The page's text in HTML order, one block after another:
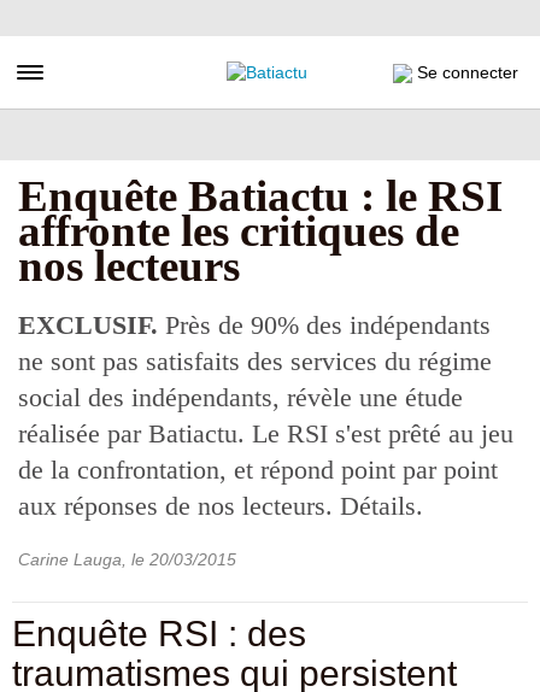
au
principal
Toggle navigation Se connecter
Enquête Batiactu : le RSI
affronte les critiques de
nos lecteurs
EXCLUSIF. Près de 90% des indépendants
ne sont pas satisfaits des services du régime
social des indépendants, révèle une étude
réalisée par Batiactu. Le RSI s'est prêté au jeu
de la confrontation, et répond point par point
aux réponses de nos lecteurs. Détails.
Carine Lauga , le 20/03/2015
Enquête RSI : des
traumatismes qui persistent